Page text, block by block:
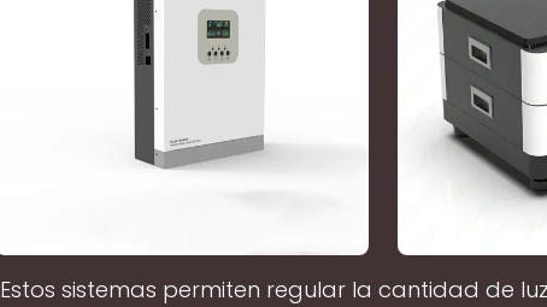
Estos sistemas permiten regular la cantidad de